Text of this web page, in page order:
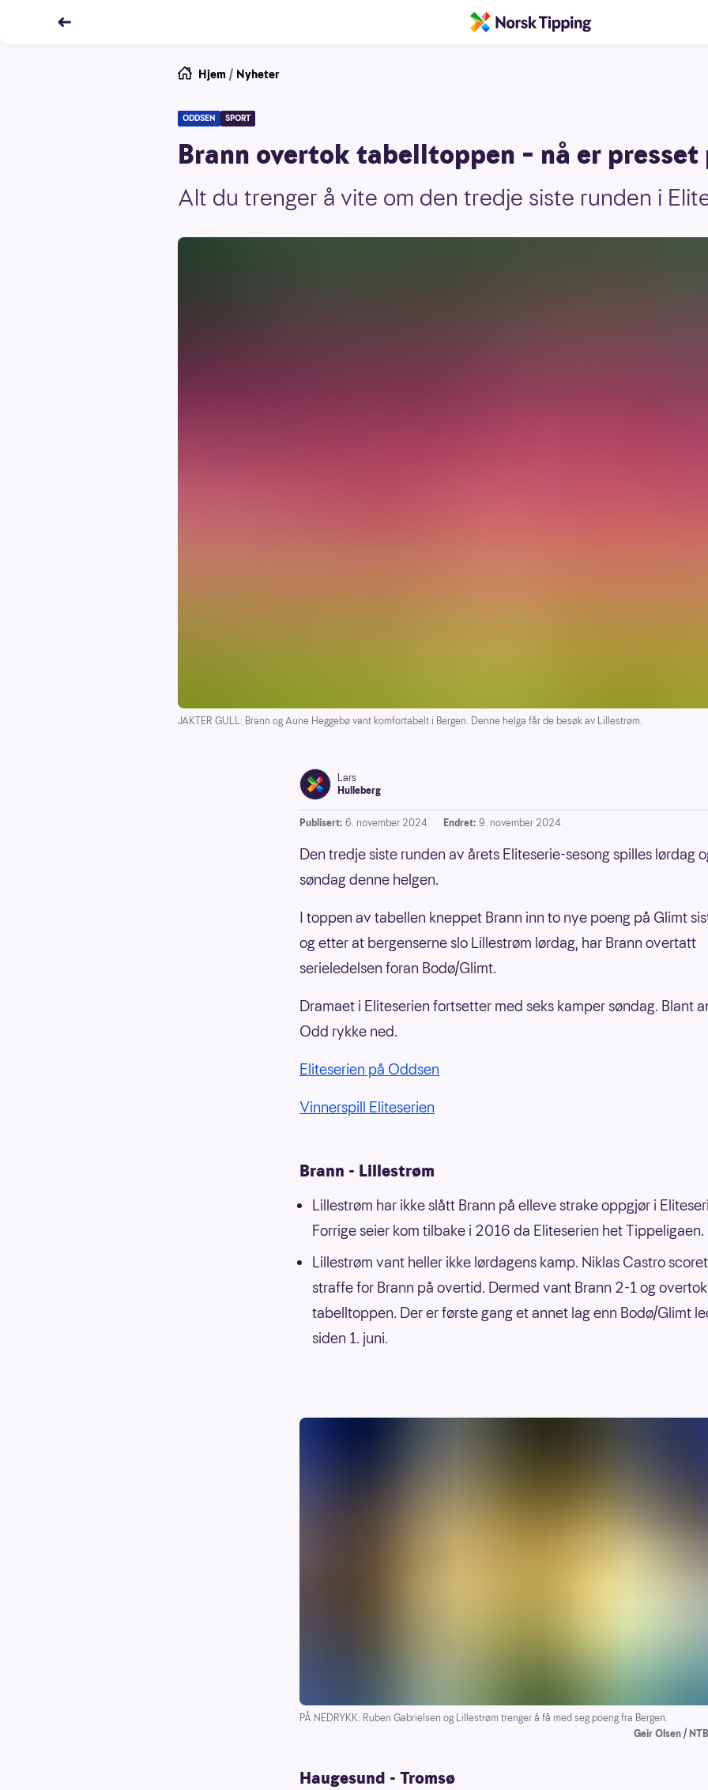
Hjem / Nyheter
ODDSEN SPORT
Brann overtok tabelltoppen – nå er
Alt du trenger å vite om den tredje siste runden i
JAKTER GULL: Brann og Aune Heggebø vant komfortabelt i Bergen. Denne helga får de besøk av Lillestrøm.
Lars
Hulleberg
Publisert: 6. november 2024 Endret: 9. november 2024
Den tredje siste runden av årets Eliteserie-sesong spilles lørdag
søndag denne helgen.
I toppen av tabellen kneppet Brann inn to nye poeng på Glimt
og etter at bergenserne slo Lillestrøm lørdag, har Brann overtatt
serieledelsen foran Bodø/Glimt.
Dramaet i Eliteserien fortsetter med seks kamper søndag. Blant
Odd rykke ned.
Eliteserien på Oddsen
Vinnerspill Eliteserien
Brann - Lillestrøm
Lillestrøm har ikke slått Brann på elleve strake oppgjør i
Forrige seier kom tilbake i 2016 da Eliteserien het Tippeligaen.
Lillestrøm vant heller ikke lørdagens kamp. Niklas Castro
straffe for Brann på overtid. Dermed vant Brann 2-1 og overtok
tabelltoppen. Der er første gang et annet lag enn Bodø/Glimt
siden 1. juni.
PÅ NEDRYKK: Ruben Gabrielsen og Lillestrøm trenger å få med seg poeng fra Bergen.
Geir Olsen / NTB
Haugesund - Tromsø